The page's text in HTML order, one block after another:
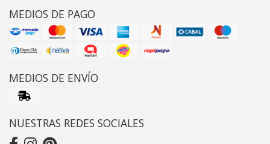
MEDIOS DE PAGO
MEDIOS DE ENVÍO
NUESTRAS REDES SOCIALES